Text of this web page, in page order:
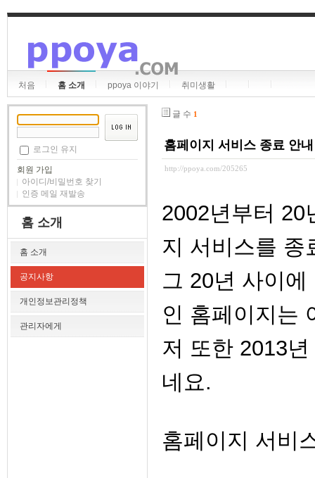
처음 홈 소개 ppoya 이야기 취미생활
로그인 유지
회원 가입
아이디/비밀번호 찾기
인증 메일 재발송
홈 소개
홈 소개
공지사항
개인정보관리정책
관리자에게
글 수 1
홈페이지 서비스 종료 안내
http://ppoya.com/205265
2002년부터 20
지 서비스를 종
그 20년 사이
인 홈페이지는
저 또한 2013
네요.
홈페이지 서비